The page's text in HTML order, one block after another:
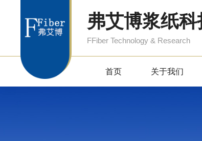
弗艾博浆纸科
FFiber Technology & Research
首页 关于我们